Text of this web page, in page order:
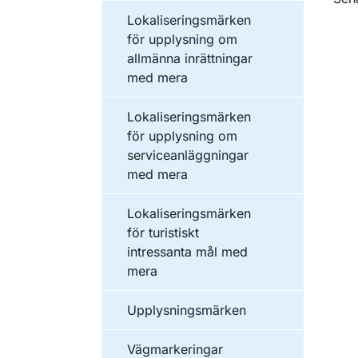
Lokaliseringsmärken
för upplysning om
allmänna inrättningar
med mera
Lokaliseringsmärken
för upplysning om
serviceanläggningar
med mera
Lokaliseringsmärken
för turistiskt
intressanta mål med
mera
Upplysningsmärken
Vägmarkeringar